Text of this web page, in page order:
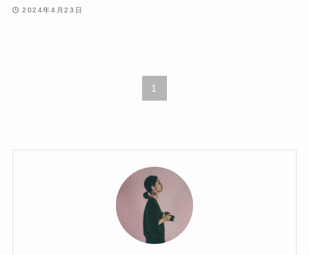
2024年4月23日
1